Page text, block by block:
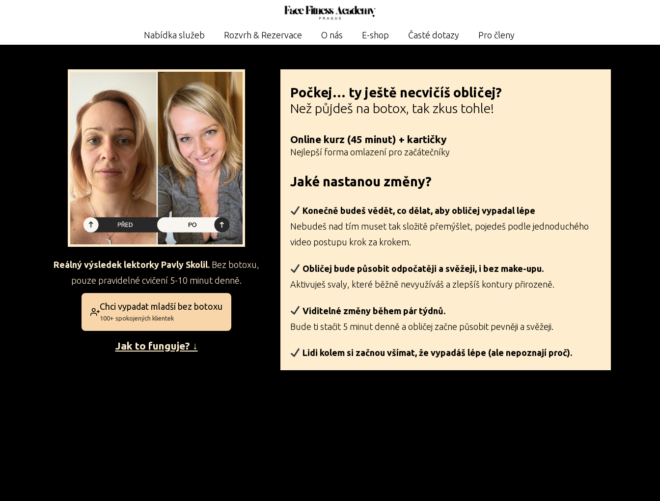
Nabídka služeb Rozvrh & Rezervace O nás E-shop Časté dotazy Pro členy
Reálný výsledek lektorky Pavly Skolil. Bez botoxu,
pouze pravidelné cvičení 5-10 minut denně.
Chci vypadat mladší bez botoxu
100+ spokojených klientek
Jak to funguje? ↓
Počkej… ty ještě necvičíš obličej?
Než půjdeš na botox, tak zkus tohle!
Online kurz (45 minut) + kartičky
Nejlepší forma omlazení pro začátečníky
Jaké nastanou změny?
Konečně budeš vědět, co dělat, aby obličej vypadal lépe
Nebudeš nad tím muset tak složitě přemýšlet, pojedeš podle jednoduchého
video postupu krok za krokem.
Obličej bude působit odpočatěji a svěžeji, i bez make-upu.
Aktivuješ svaly, které běžně nevyužíváš a zlepšíš kontury přirozeně.
Viditelné změny během pár týdnů.
Bude ti stačit 5 minut denně a obličej začne působit pevněji a svěžeji.
Lidi kolem si začnou všímat, že vypadáš lépe (ale nepoznají proč).